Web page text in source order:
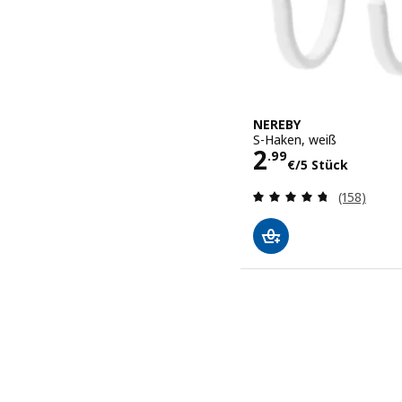
NEREBY
S-Haken, weiß
2.99
€/5 Stück
Preis 2.99€/
(158)